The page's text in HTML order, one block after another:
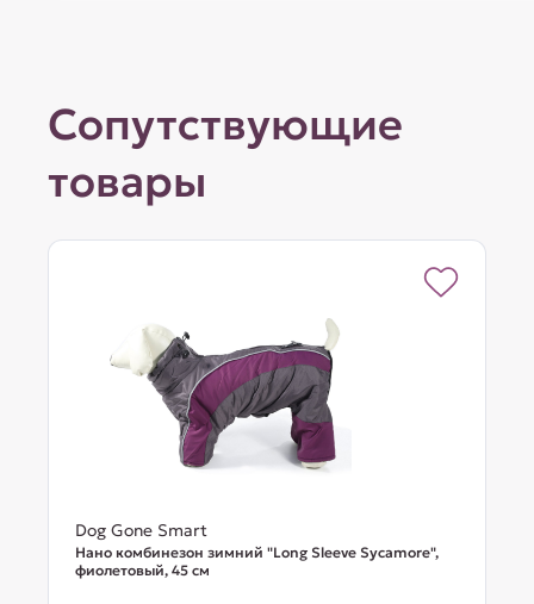
Сопутствующие
товары
Dog Gone Smart
Нано комбинезон зимний "Long Sleeve Sycamore",
фиолетовый, 45 см